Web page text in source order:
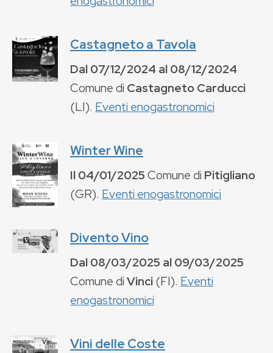
Castagneto a Tavola
Dal07/12/2024 al08/12/2024
Comune di Castagneto Carducci
(LI). Eventi enogastronomici
Winter Wine
Il04/01/2025Comune di Pitigliano
(GR). Eventi enogastronomici
Divento Vino
Dal08/03/2025 al09/03/2025
Comune diVinci(FI). Eventi
enogastronomici
Vini delle Coste